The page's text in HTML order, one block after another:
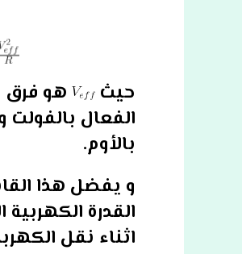
حيث
هو فرق
الفعال بالفولت
بالأوم.
و يفضل هذا
القدرة
اثناء نقل